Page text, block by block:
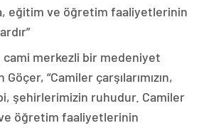
eğitim ve öğretim faaliyetlerinin
merkezli bir medeniyet
“Camiler çarşılarımızın,
şehirlerimizin ruhudur. Camiler
ve öğretim faaliyetlerinin